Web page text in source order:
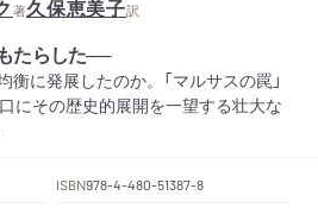
著久保恵美子訳
たらした──
に発展したのか。「マルサスの罠」
にその歴史的展開を一望する壮大な
ISBN978-4-480-51387-8